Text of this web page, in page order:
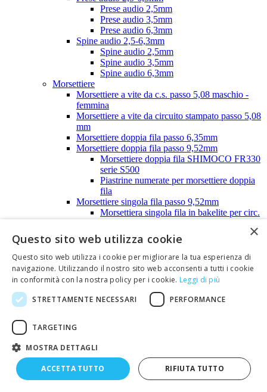
Prese audio 2,5mm
Prese audio 3,5mm
Prese audio 6,3mm
Spine audio 2,5-6,3mm
Spine audio 2,5mm
Spine audio 3,5mm
Spine audio 6,3mm
Morsettiere
Morsettiere a vite da c.s. passo 5,08 maschio -
femmina
Morsettiere a vite da circuito stampato passo 5,08
mm
Morsettiere doppia fila passo 6,35mm
Morsettiere doppia fila passo 9,52mm
Morsettiere doppia fila SHIMOCO FR330
serie S500
Piastrine numerate per morsettiere doppia
fila
Morsettiere singola fila passo 9,52mm
Morsettiera singola fila in bakelite per circ.
Morsettiera singola fila in resina poliest.
per circ. stampato serie AL200-AL300
Morsettiera singola fila SHIMOCO per
circuito stampato S200
Morsettiere varie
Accessori per morsettiere
Puntalini
Spine di alimentazione C.C.-Pannello
Spine di alimentazione C.C.-Volanti
Spinotteria da laboratorio
×
Questo sito web utilizza cookie
Questo sito web utilizza i cookie per migliorare la tua esperienza di
navigazione. Utilizzando il nostro sito web acconsenti a tutti i cookie
in conformità con la nostra policy per i cookie. Leggi di più
STRETTAMENTE NECESSARI
PERFORMANCE
TARGETING
MOSTRA DETTAGLI
ACCETTA TUTTO RIFIUTA TUTTO